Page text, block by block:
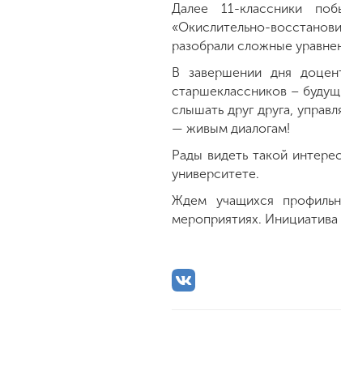
Далее 11-классники
«Окислительно-
разобрали сложные
В завершении дня
старшеклассников –
слышать друг друга,
— живым диалогам!
Рады видеть такой
университете.
Ждем учащихся
мероприятиях.